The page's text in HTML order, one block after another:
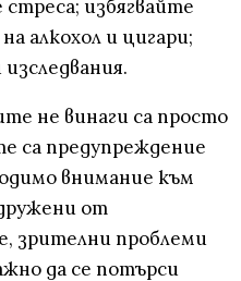
стреса; избягвайте
алкохол и цигари;
не винаги са просто
са предупреждение
внимание към
от
зрителни проблеми
да се потърси